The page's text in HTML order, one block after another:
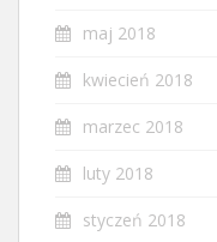
maj 2018
kwiecień 2018
marzec 2018
luty 2018
styczeń 2018